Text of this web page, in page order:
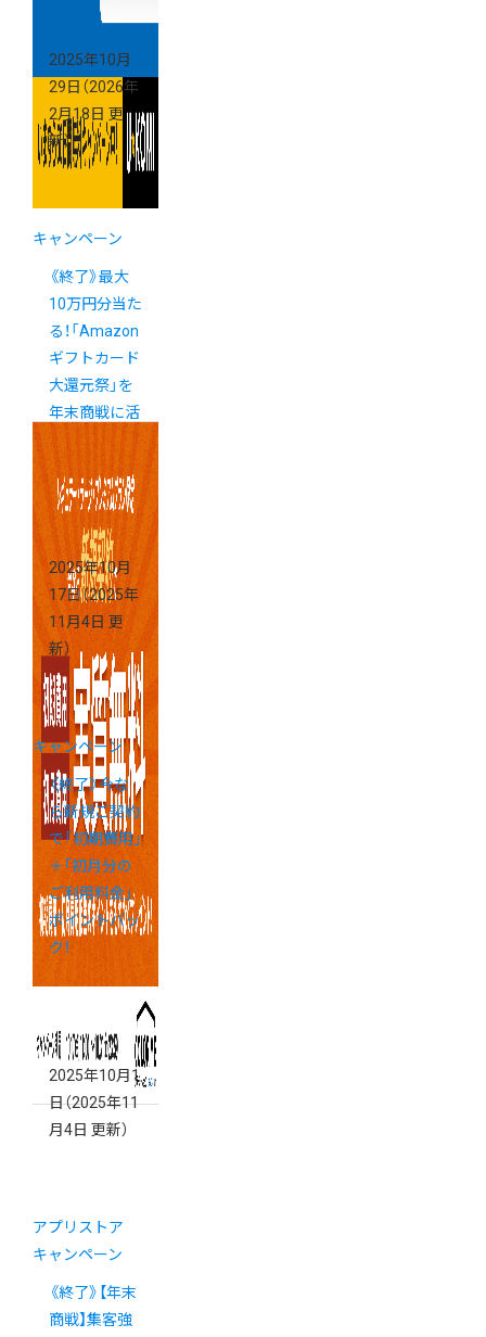
2025年10月
29日 （2026年
2月18日 更
新）
キャンペーン
《終了》最大
10万円分当た
る！「Amazon
ギフトカード
大還元祭」を
年末商戦に活
用しましょう
2025年10月
17日（2025年
11月4日 更
新）
キャンペーン
《終了》今な
ら新規ご契約
で「初期費用｣
＋｢初月分の
ご利用料金」
ポイントバッ
ク！
2025年10月1
日（2025年11
月4日 更新）
アプリストア
キャンペーン
《終了》【年末
商戦】集客強